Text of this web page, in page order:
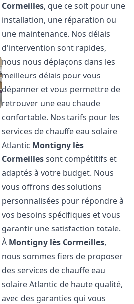
Cormeilles, que ce soit pour une
installation, une réparation ou
une maintenance. Nos délais
d'intervention sont rapides,
nous nous déplaçons dans les
meilleurs délais pour vous
dépanner et vous permettre de
retrouver une eau chaude
confortable. Nos tarifs pour les
services de chauffe eau solaire
Atlantic Montigny lès
Cormeillessont compétitifs et
adaptés à votre budget. Nous
vous offrons des solutions
personnalisées pour répondre à
vos besoins spécifiques et vous
garantir une satisfaction totale.
À Montigny lès Cormeilles,
nous sommes fiers de proposer
des services de chauffe eau
solaire Atlantic de haute qualité,
avec des garanties qui vous